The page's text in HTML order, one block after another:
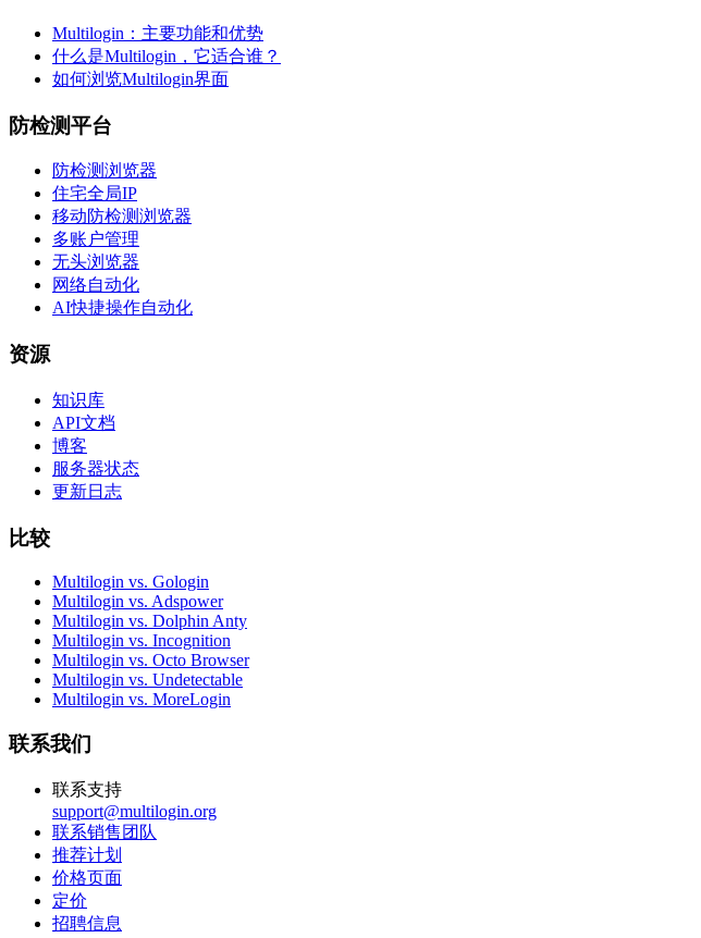
Multilogin：主要功能和优势
什么是Multilogin，它适合谁？
如何浏览Multilogin界面
防检测平台
防检测浏览器
住宅全局IP
移动防检测浏览器
多账户管理
无头浏览器
网络自动化
AI快捷操作自动化
资源
知识库
API文档
博客
服务器状态
更新日志
比较
Multilogin vs. Gologin
Multilogin vs. Adspower
Multilogin vs. Dolphin Anty
Multilogin vs. Incognition
Multilogin vs. Octo Browser
Multilogin vs. Undetectable
Multilogin vs. MoreLogin
联系我们
联系支持
support@multilogin.org
联系销售团队
推荐计划
价格页面
定价
招聘信息